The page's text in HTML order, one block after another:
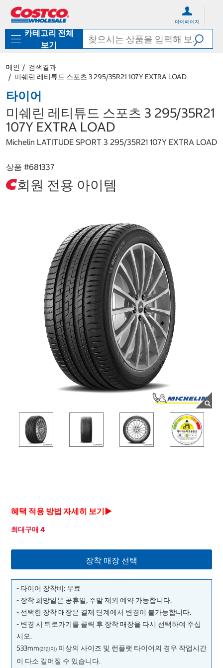
로
기
가
마이페이지
카테고리 전체
보기
메인
검색결과
미쉐린 레티튜드 스포츠 3 295/35R21 107Y EXTRA LOAD
타이어
미쉐린 레티튜드 스포츠 3 295/35R21
107Y EXTRA LOAD
Michelin LATITUDE SPORT 3 295/35R21 107Y EXTRA LOAD
상품 #681337
회원 전용 아이템
혜택 적용 방법 자세히 보기▶
최대구매 4
장착 매장 선택
- 타이어 장착비: 무료
- 장착 희망일은 공휴일, 주말 제외 예약 가능합니다.
- 선택한 장착 매장은 결제 단계에서 변경이 불가능합니다.
- 변경 시 뒤로가기를 클릭 후 장착 매장을 다시 선택하여 주십
시오.
533mm(21인치) 이상의 사이즈 및 런플랫 타이어의 경우 작업시간
이 다소 길어질 수 있습니다.